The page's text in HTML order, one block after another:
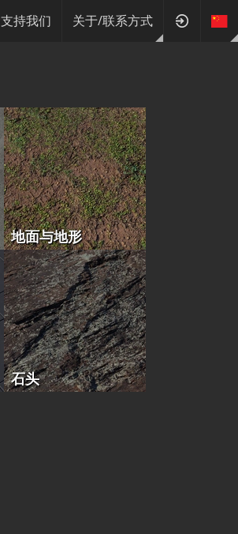
支持我们 关于/联系方式
地面与地形
石头